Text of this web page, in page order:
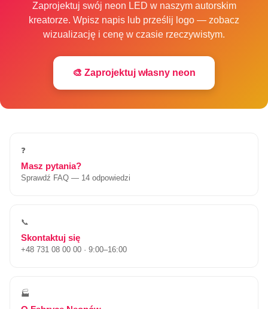
Zaprojektuj swój neon LED w naszym autorskim
kreatorze. Wpisz napis lub prześlij logo — zobacz
wizualizację i cenę w czasie rzeczywistym.
🎨 Zaprojektuj własny neon
❓
Masz pytania?
Sprawdź FAQ — 14 odpowiedzi
📞
Skontaktuj się
+48 731 08 00 00 · 9:00–16:00
🏭